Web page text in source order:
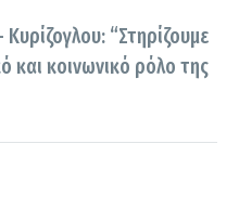
“Στηρίζουμε
και κοινωνικό ρόλο της